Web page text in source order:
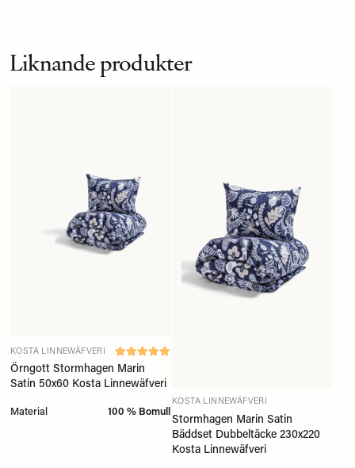
Liknande produkter
KOSTA LINNEWÄFVERI
Örngott Stormhagen Marin
Satin 50x60 Kosta Linnewäfveri
Material 100 % Bomull
KOSTA LINNEWÄFVERI
Stormhagen Marin Satin
Bäddset Dubbeltäcke 230x220
Kosta Linnewäfveri